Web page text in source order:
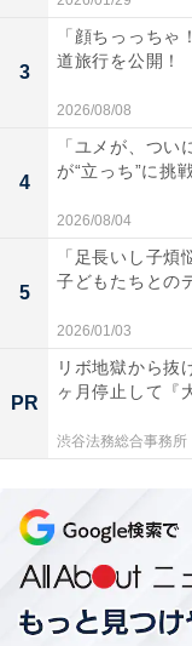
3
「顔ちっっち
道旅行を公開！
2026/08/08
4
「ユメが、つ
が“立っち”に挑
2026/08/04
5
「足長いし子煩
子どもたちとの
2026/01/03
PR
リボ地獄から抜
ヶ月停止して『
渋谷法務総合事務所